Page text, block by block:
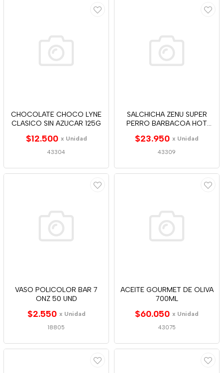
CHOCOLATE CHOCO LYNE
CLASICO SIN AZUCAR 125G
$12.500 x Unidad
43304
SALCHICHA ZENU SUPER
PERRO BARBACOA HOT
$23.950 x Unidad
43309
VASO POLICOLOR BAR 7
ONZ 50 UND
$2.550 x Unidad
18805
ACEITE GOURMET DE OLIVA
700ML
$60.050 x Unidad
43075